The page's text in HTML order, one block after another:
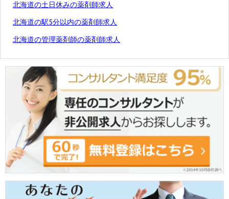
北海道の土日休みの薬剤師求人
北海道の駅5分以内の薬剤師求人
北海道の管理薬剤師の薬剤師求人